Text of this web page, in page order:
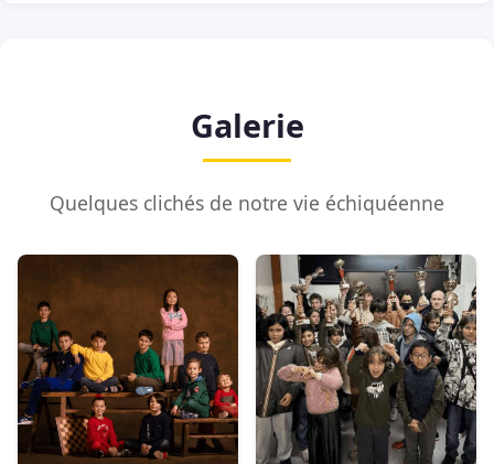
Galerie
Quelques clichés de notre vie échiquéenne